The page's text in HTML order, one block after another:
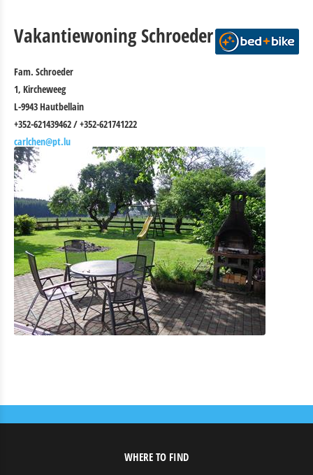
Bezienswaardigheden
Natuurpark-Our
Kultuur en Musea
Shopping
Openbaar vervoer in Troisvierges
Fietsverhuur
Indoor aktiviteiten
Eat & Sleep
Restaurants
Cafés en Snack
Hotels met restaurant
Vakantiewoning Schroeder
Fam. Schroeder
1, Kircheweeg
L-9943 Hautbellain
+352-621439462 / +352-621741222
carlchen@pt.lu
WHERE TO FIND